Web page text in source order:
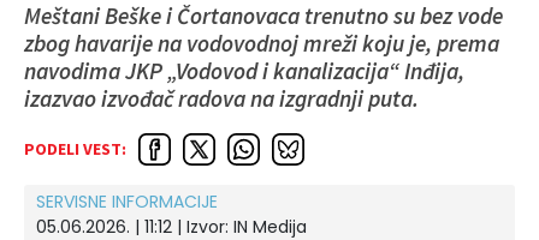
Meštani Beške i Čortanovaca trenutno su bez vode
zbog havarije na vodovodnoj mreži koju je, prema
navodima JKP „Vodovod i kanalizacija“ Inđija,
izazvao izvođač radova na izgradnji puta.
PODELI VEST:
SERVISNE INFORMACIJE
05.06.2026. | 11:12 | Izvor: IN Medija